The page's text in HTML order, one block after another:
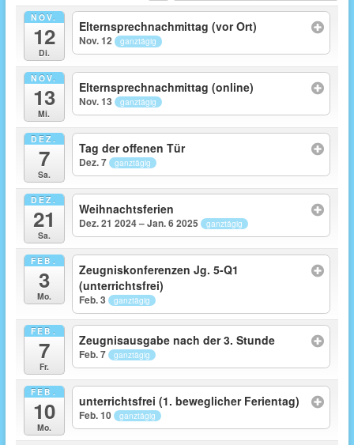
NOV.
12
Di.
Elternsprechnachmittag (vor Ort)
Nov. 12 ganztägig
NOV.
13
Mi.
Elternsprechnachmittag (online)
Nov. 13 ganztägig
DEZ.
7
Sa.
Tag der offenen Tür
Dez. 7 ganztägig
DEZ.
21
Sa.
Weihnachtsferien
Dez. 21 2024 – Jan. 6 2025 ganztägig
FEB.
3
Mo.
Zeugniskonferenzen Jg. 5-Q1
(unterrichtsfrei)
Feb. 3 ganztägig
FEB.
7
Fr.
Zeugnisausgabe nach der 3. Stunde
Feb. 7 ganztägig
FEB.
10
Mo.
unterrichtsfrei (1. beweglicher Ferientag)
Feb. 10 ganztägig